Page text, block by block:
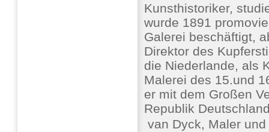
Kunsthistoriker,
wurde 1891
Galerei beschäftigt,
Direktor des
die Niederlande, als
Malerei des 15.und
er mit dem Großen
Republik
 van Dyck, Maler